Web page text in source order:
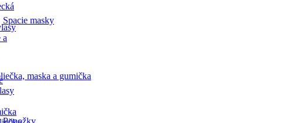
maska a gumička
a
Spacie masky
Ponožky